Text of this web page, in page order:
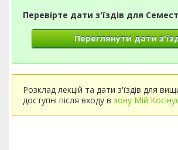
Перевірте дати з'їздів для
Переглянути дати
Розклад лекцій та дати з'їздів для
доступні після входу в зону Мій